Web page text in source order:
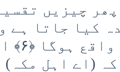
(کا
ہیں ﴿۷﴾ کہ (اے